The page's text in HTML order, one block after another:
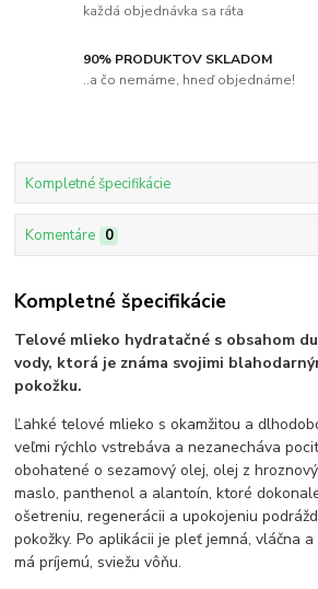
každá objednávka sa ráta
90% PRODUKTOV SKLADOM
..a čo nemáme, hneď objednáme!
Kompletné špecifikácie
Komentáre 0
Kompletné špecifikácie
Telové mlieko hydratačné s obsahom
vody, ktorá je známa svojimi
pokožku.
Ľahké telové mlieko s okamžitou a
veľmi rýchlo vstrebáva a nezanecháva
obohatené o sezamový olej, olej z
maslo, panthenol a alantoín, ktoré
ošetreniu, regenerácii a upokojeniu
pokožky. Po aplikácii je pleť jemná, vláčna
má príjemú, sviežu vôňu.